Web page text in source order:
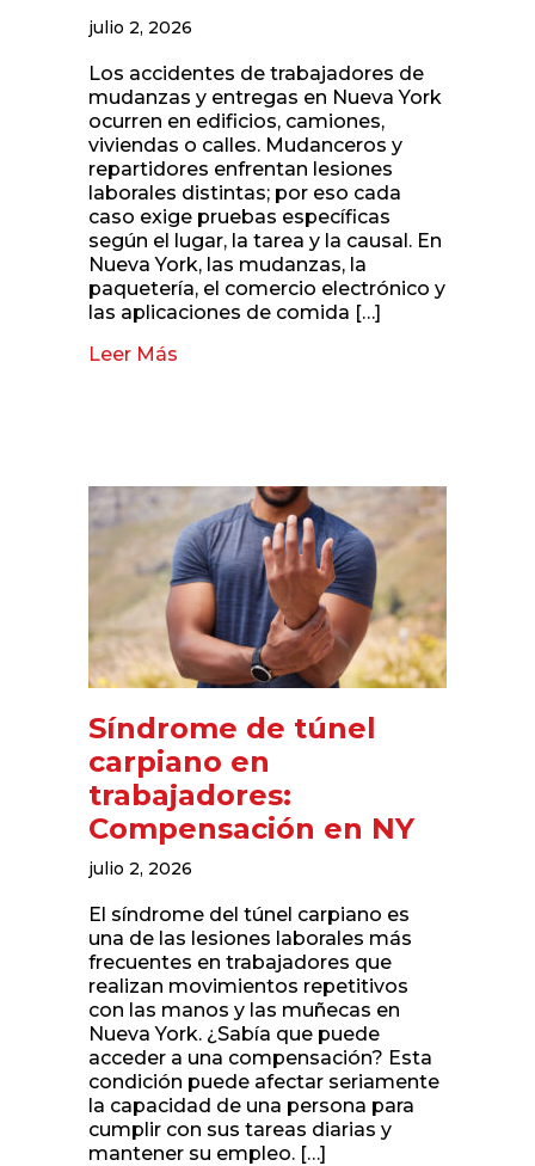
julio 2, 2026
Los accidentes de trabajadores de
mudanzas y entregas en Nueva York
ocurren en edificios, camiones,
viviendas o calles. Mudanceros y
repartidores enfrentan lesiones
laborales distintas; por eso cada
caso exige pruebas específicas
según el lugar, la tarea y la causal. En
Nueva York, las mudanzas, la
paquetería, el comercio electrónico y
las aplicaciones de comida […]
Leer Más
Síndrome de túnel
carpiano en
trabajadores:
Compensación en NY
julio 2, 2026
El síndrome del túnel carpiano es
una de las lesiones laborales más
frecuentes en trabajadores que
realizan movimientos repetitivos
con las manos y las muñecas en
Nueva York. ¿Sabía que puede
acceder a una compensación? Esta
condición puede afectar seriamente
la capacidad de una persona para
cumplir con sus tareas diarias y
mantener su empleo. […]